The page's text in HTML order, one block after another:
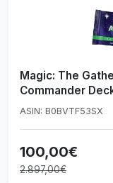
Magic: The
Commander
Collector
ASIN: B0BVTF53SX
100,00€
2.897,00€